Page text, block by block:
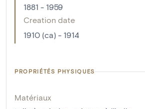
1881 - 1959
Creation date
1910 (ca) - 1914
PROPRIÉTÉS PHYSIQUES
Matériaux